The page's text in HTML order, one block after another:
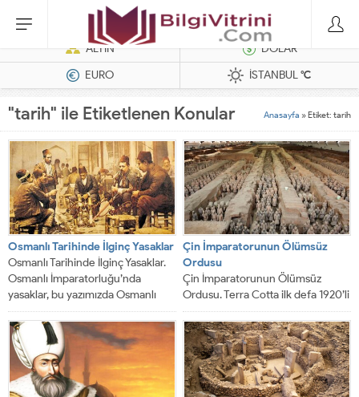
Dizel Jeneratörler
ALTIN
DOLAR
EURO
İSTANBUL°C
Anasayfa »Etiket: tarih
"tarih" ile Etiketlenen Konular
Osmanlı Tarihinde İlginç Yasaklar
Osmanlı Tarihinde İlginç Yasaklar.
Osmanlı İmparatorluğu’nda
yasaklar, bu yazımızda Osmanlı
İmparatorluğu dönemindeki ilginç
yasakları ele...
Çin İmparatorunun Ölümsüz
Ordusu
Çin İmparatorunun Ölümsüz
Ordusu. Terra Cotta ilk defa 1920’li
yıllarda bir köylünün şans eseri
tarlasını...